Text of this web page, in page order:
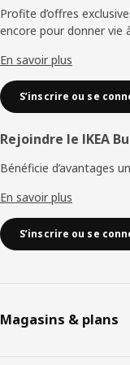
de
page
Profite d’offres
encore pour donner vie
En savoir plus
S’inscrire ou se
Rejoindre le IKEA
Bénéficie d’avantages
En savoir plus
S’inscrire ou se
Magasins & plans